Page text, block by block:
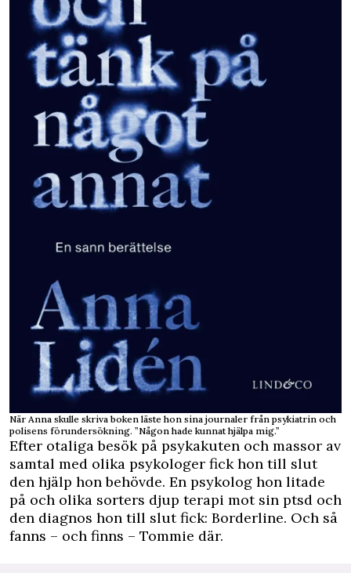
När Anna skulle skriva boken läste hon sina journaler från psykiatrin och
polisens förundersökning. ”Någon hade kunnat hjälpa mig.”
Efter otaliga besök på psykakuten och massor av
samtal med olika psykologer fick hon till slut
den hjälp hon behövde. En psykolog hon litade
på och olika sorters djup terapi mot sin ptsd och
den diagnos hon till slut fick: Borderline. Och så
fanns – och finns – Tommie där.